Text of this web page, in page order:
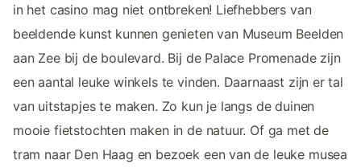
in het casino mag niet ontbreken! Liefhebbers van
beeldende kunst kunnen genieten van Museum Beelden
aan Zee bij de boulevard. Bij de Palace Promenade zijn
een aantal leuke winkels te vinden. Daarnaast zijn er tal
van uitstapjes te maken. Zo kun je langs de duinen
mooie fietstochten maken in de natuur. Of ga met de
tram naar Den Haag en bezoek een van de leuke musea